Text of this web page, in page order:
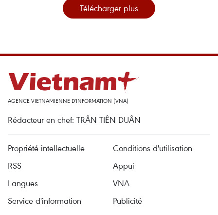
Télécharger plus
AGENCE VIETNAMIENNE D'INFORMATION (VNA)
Rédacteur en chef: TRÂN TIÊN DUÂN
Propriété intellectuelle
Conditions d'utilisation
RSS
Appui
Langues
VNA
Service d'information
Publicité